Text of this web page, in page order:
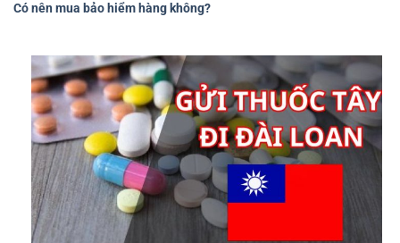
Có nên mua bảo hiểm hàng không?